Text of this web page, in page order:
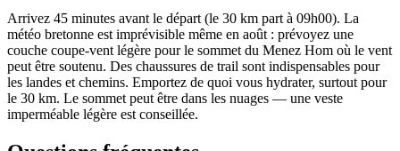
Arrivez 45 minutes avant le départ (le 30 km part à 09h00). La
météo bretonne est imprévisible même en août : prévoyez une
couche coupe-vent légère pour le sommet du Menez Hom où le vent
peut être soutenu. Des chaussures de trail sont indispensables pour
les landes et chemins. Emportez de quoi vous hydrater, surtout pour
le 30 km. Le sommet peut être dans les nuages — une veste
imperméable légère est conseillée.